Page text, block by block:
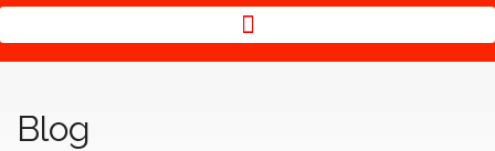
Blog